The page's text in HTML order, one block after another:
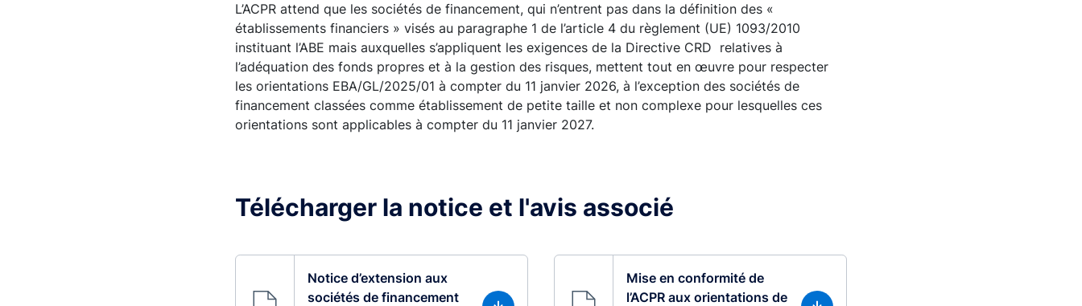
L’ACPR attend que les sociétés de financement, qui n’entrent pas dans la définition des «
établissements financiers » visés au paragraphe 1 de l’article 4 du règlement (UE) 1093/2010
instituant l’ABE mais auxquelles s’appliquent les exigences de la Directive CRD relatives à
l’adéquation des fonds propres et à la gestion des risques, mettent tout en œuvre pour respecter
les orientations EBA/GL/2025/01 à compter du 11 janvier 2026, à l’exception des sociétés de
financement classées comme établissement de petite taille et non complexe pour lesquelles ces
orientations sont applicables à compter du 11 janvier 2027.
Télécharger la notice et l'avis associé
Notice d’extension aux
sociétés de financement
Mise en conformité de
l’ACPR aux orientations de